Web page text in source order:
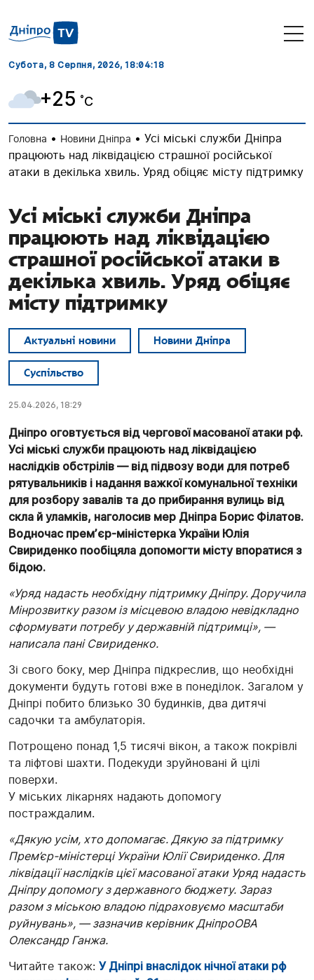
Субота, 8 Серпня, 2026, 18:04:19
+25 ˚C
Головна • Новини Дніпра • Усі міські служби Дніпра
працюють над ліквідацією страшної російської
атаки в декілька хвиль. Уряд обіцяє місту підтримку
Усі міські служби Дніпра
працюють над ліквідацією
страшної російської атаки в
декілька хвиль. Уряд обіцяє
місту підтримку
Актуальні новини Новини Дніпра
Суспільство
25.04.2026, 18:29
Дніпро оговтується від чергової масованої атаки рф.
Усі міські служби працюють над ліквідацією
наслідків обстрілів — від підвозу води для потреб
рятувальників і надання важкої комунальної техніки
для розбору завалів та до прибирання вулиць від
скла й уламків, наголосив мер Дніпра Борис Філатов.
Водночас премʼєр-міністерка України Юлія
Свириденко пообіцяла допомогти місту впоратися з
бідою.
«Уряд надасть необхідну підтримку Дніпру. Доручила
Мінрозвитку разом із місцевою владою невідкладно
сформувати потребу у державній підтримці», —
написала пані Свириденко.
Зі свого боку, мер Дніпра підкреслив, що необхідні
документи будуть готові вже в понеділок. Загалом у
Дніпрі побито близько 30 будинків, два дитячі
садочки та амбулаторія.
Потрощено понад 1,5 тисячі вікон, а також покрівлі
та ліфтові шахти. Подекуди зруйновані й цілі
поверхи.
У міських лікарнях надають допомогу
постраждалим.
«Дякую усім, хто допомагає. Дякую за підтримку
Прем’єр-міністерці України Юлії Свириденко. Для
ліквідації наслідків цієї масованої атаки Уряд надасть
Дніпру допомогу з державного бюджету. Зараз
разом з міською владою підраховуємо масштаби
руйнувань», — зазначив керівник ДніпроОВА
Олександр Ганжа.
Читайте також: У Дніпрі внаслідок нічної атаки рф